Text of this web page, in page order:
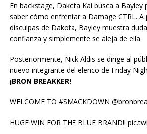
En backstage, Dakota Kai busca a Bayley
saber cómo enfrentar a Damage CTRL. A
disculpas de Dakota, Bayley muestra
confianza y simplemente se aleja de ella.
Posteriormente, Nick Aldis se dirige al
nuevo integrante del elenco de Friday
¡BRON BREAKKER!
WELCOME TO #SMACKDOWN
HUGE WIN FOR THE BLUE BRAND!!